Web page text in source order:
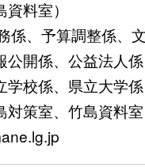
料室）
係、予算調整係、
係、公益法人
係、県立大学
室、竹島資料